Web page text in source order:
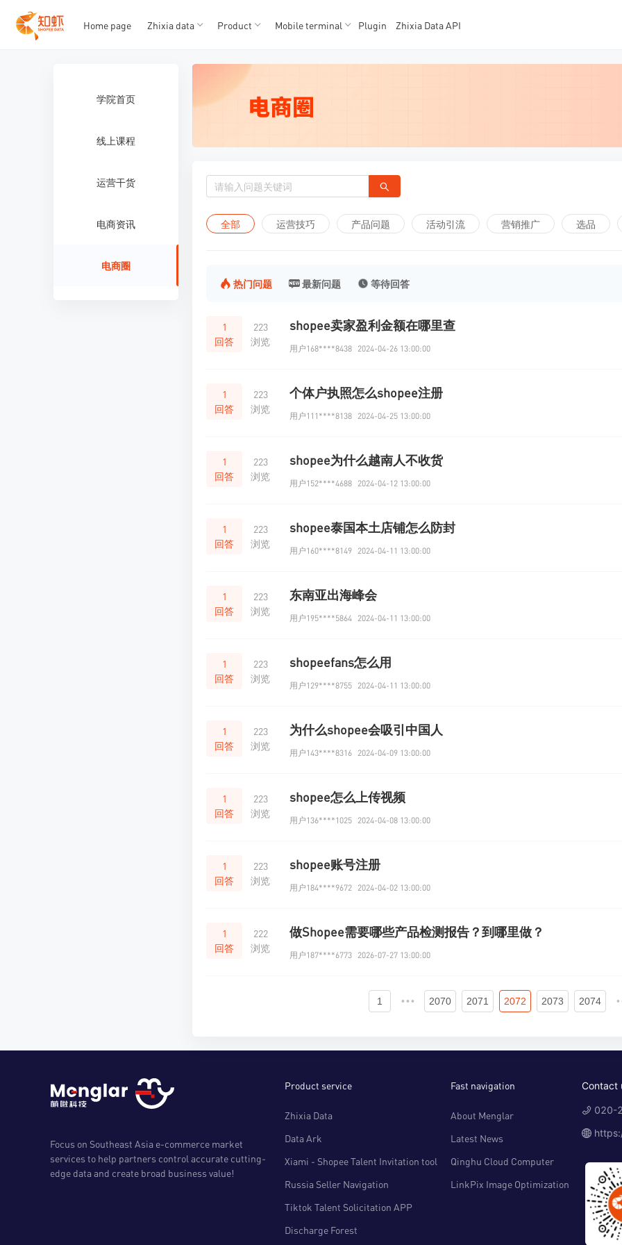
TK数据
TK数据
Home page Zhixia data Product Mobile terminal Plugin Zhixia Data API
学院首页
线上课程
运营干货
电商资讯
电商圈
全部 运营技巧 产品问题 活动引流 营销推广 选品
热门问题 最新问题 等待回答
1
回答
223
浏览
shopee卖家盈利金额在哪里查
用户168****8438 2024-04-26 13:00:00
1
回答
223
浏览
个体户执照怎么shopee注册
用户111****8138 2024-04-25 13:00:00
1
回答
223
浏览
shopee为什么越南人不收货
用户152****4688 2024-04-12 13:00:00
1
回答
223
浏览
shopee泰国本土店铺怎么防封
用户160****8149 2024-04-11 13:00:00
1
回答
223
浏览
东南亚出海峰会
用户195****5864 2024-04-11 13:00:00
1
回答
223
浏览
shopeefans怎么用
用户129****8755 2024-04-11 13:00:00
1
回答
223
浏览
为什么shopee会吸引中国人
用户143****8316 2024-04-09 13:00:00
1
回答
223
浏览
shopee怎么上传视频
用户136****1025 2024-04-08 13:00:00
1
回答
223
浏览
shopee账号注册
用户184****9672 2024-04-02 13:00:00
1
回答
222
浏览
做Shopee需要哪些产品检测报告？到哪里做？
用户187****6773 2026-07-27 13:00:00
1 ••• 2070 2071 2072 2073 2074
Focus on Southeast Asia e-commerce market
services to help partners control accurate cutting-
edge data and create broad business value!
Product service
Zhixia Data
Data Ark
Xiami - Shopee Talent Invitation tool
Russia Seller Navigation
Tiktok Talent Solicitation APP
Discharge Forest
Fast navigation
About Menglar
Latest News
Qinghu Cloud Computer
LinkPix Image Optimization
Contact
020-